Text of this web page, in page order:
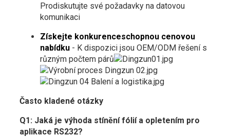
Prodiskutujte své požadavky na datovou
komunikaci
Získejte konkurenceschopnou cenovou
nabídku- K dispozici jsou OEM/ODM řešení s
různým počtem párů
Často kladené otázky
Q1: Jaká je výhoda stínění fólií a opletením pro
aplikace RS232?